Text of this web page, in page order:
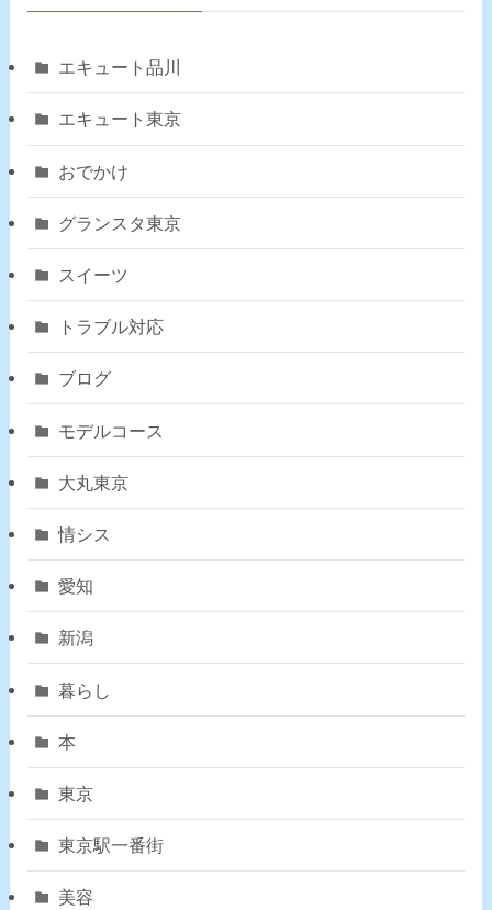
エキュート品川
エキュート東京
おでかけ
グランスタ東京
スイーツ
トラブル対応
ブログ
モデルコース
大丸東京
情シス
愛知
新潟
暮らし
本
東京
東京駅一番街
美容